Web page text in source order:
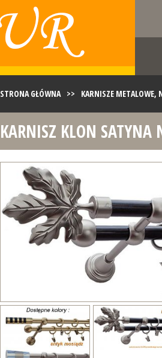
STRONA GŁÓWNA >> KARNISZE METALOWE,
>> KARNISZ KLON SATYNA NIKIEL, PODWÓJNY
KARNISZ KLON SATYNA